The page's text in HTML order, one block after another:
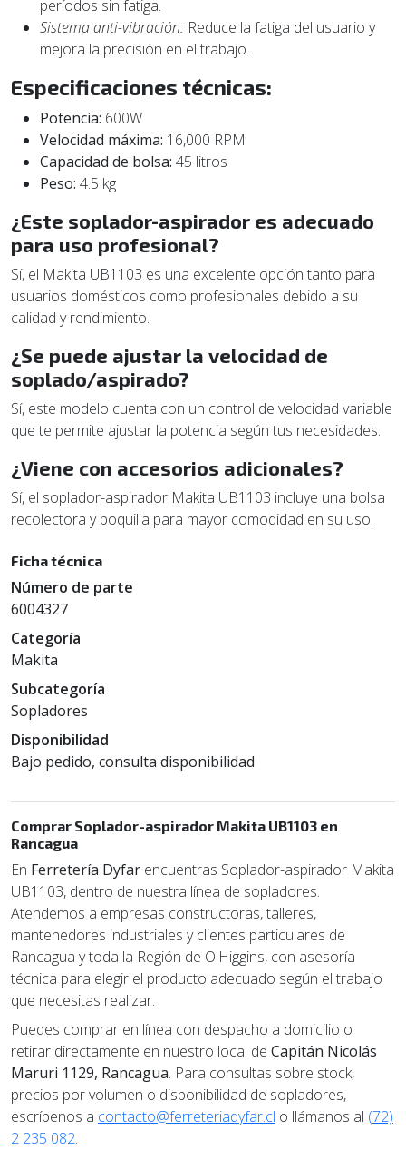
períodos sin fatiga.
Sistema anti-vibración: Reduce la fatiga del usuario y
mejora la precisión en el trabajo.
Especificaciones técnicas:
Potencia: 600W
Velocidad máxima: 16,000 RPM
Capacidad de bolsa: 45 litros
Peso: 4.5 kg
¿Este soplador-aspirador es adecuado
para uso profesional?
Sí, el Makita UB1103 es una excelente opción tanto para
usuarios domésticos como profesionales debido a su
calidad y rendimiento.
¿Se puede ajustar la velocidad de
soplado/aspirado?
Sí, este modelo cuenta con un control de velocidad variable
que te permite ajustar la potencia según tus necesidades.
¿Viene con accesorios adicionales?
Sí, el soplador-aspirador Makita UB1103 incluye una bolsa
recolectora y boquilla para mayor comodidad en su uso.
Ficha técnica
Número de parte
6004327
Categoría
Makita
Subcategoría
Sopladores
Disponibilidad
Bajo pedido, consulta disponibilidad
Comprar Soplador-aspirador Makita UB1103 en
Rancagua
En Ferretería Dyfar encuentras Soplador-aspirador Makita
UB1103, dentro de nuestra línea de sopladores.
Atendemos a empresas constructoras, talleres,
mantenedores industriales y clientes particulares de
Rancagua y toda la Región de O'Higgins, con asesoría
técnica para elegir el producto adecuado según el trabajo
que necesitas realizar.
Puedes comprar en línea con despacho a domicilio o
retirar directamente en nuestro local de Capitán Nicolás
Maruri 1129, Rancagua. Para consultas sobre stock,
precios por volumen o disponibilidad de sopladores,
escríbenos a contacto@ferreteriadyfar.cl o llámanos al (72)
2 235 082.